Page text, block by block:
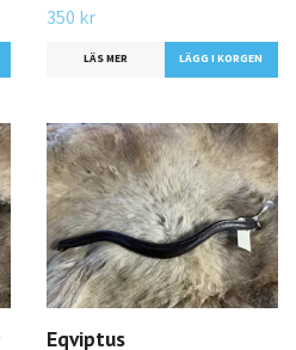
350 kr
LÄS MER
Eqviptus